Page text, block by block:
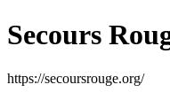
Secours
https://secoursrouge.org/